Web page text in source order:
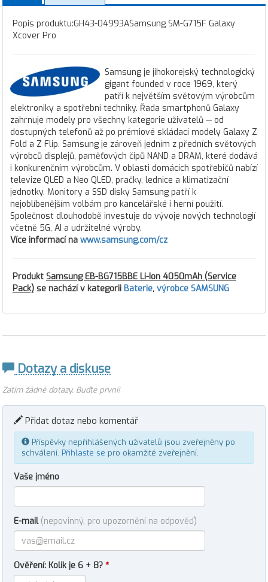
Popis produktu:GH43-04993ASamsung SM-G715F Galaxy
Xcover Pro
Samsung je jihokorejský technologický
gigant founded v roce 1969, který
patří k největším světovým výrobcům
elektroniky a spotřební techniky. Řada smartphonů Galaxy
zahrnuje modely pro všechny kategorie uživatelů — od
dostupných telefonů až po prémiové skládací modely Galaxy Z
Fold a Z Flip. Samsung je zároveň jedním z předních světových
výrobců displejů, paměťových čipů NAND a DRAM, které dodává
i konkurenčním výrobcům. V oblasti domácích spotřebičů nabízí
televize QLED a Neo QLED, pračky, lednice a klimatizační
jednotky. Monitory a SSD disky Samsung patří k
nejoblíbenějším volbám pro kancelářské i herní použití.
Společnost dlouhodobě investuje do vývoje nových technologií
včetně 5G, AI a udržitelné výroby.
Více informací na www.samsung.com/cz
Produkt Samsung EB-BG715BBE Li-Ion 4050mAh (Service
Pack) se nachází v kategorii Baterie, výrobce SAMSUNG
Dotazy a diskuse
Zatím žádné dotazy. Buďte první!
Přidat dotaz nebo komentář
Příspěvky nepřihlášených uživatelů jsou zveřejněny po
schválení. Přihlaste se pro okamžité zveřejnění.
Vaše jméno
E-mail (nepovinný, pro upozornění na odpověď)
Ověření: Kolik je 6 + 8? *